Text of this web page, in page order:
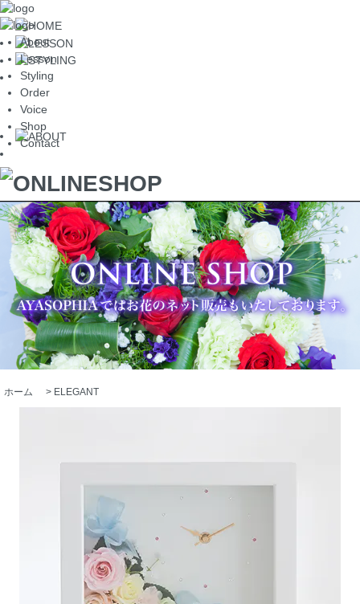
About
Lesson
Styling
Order
Voice
Shop
Contact
ホーム > ELEGANT